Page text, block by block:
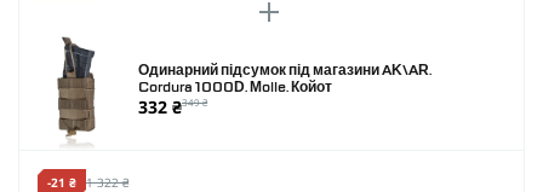
Одинарний підсумок під магазини AK\AR.
Cordura 1000D. Molle. Койот
332 ₴349 ₴
-21 ₴ 1 322 ₴